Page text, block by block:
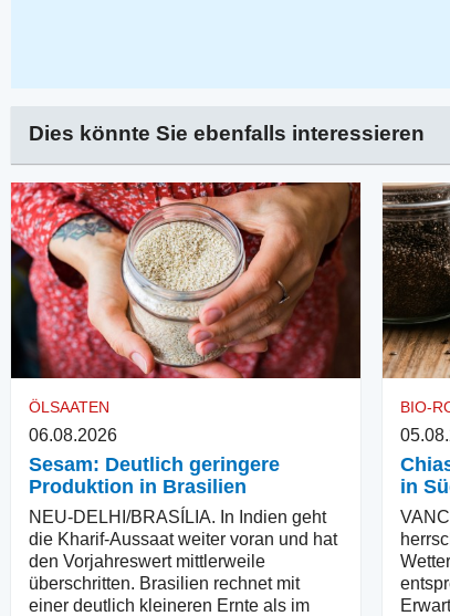
Dies könnte Sie ebenfalls interessieren
ÖLSAATEN
06.08.2026
Sesam: Deutlich geringere
Produktion in Brasilien
NEU-DELHI/BRASÍLIA. In Indien geht
die Kharif-Aussaat weiter voran und hat
den Vorjahreswert mittlerweile
überschritten. Brasilien rechnet mit
einer deutlich kleineren Ernte als im
BIO-
in